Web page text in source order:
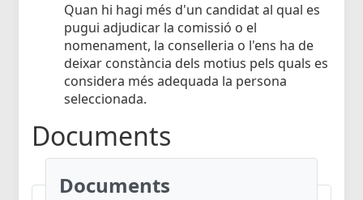
Quan hi hagi més d'un candidat al qual es
pugui adjudicar la comissió o el
nomenament, la conselleria o l'ens ha de
deixar constància dels motius pels quals es
considera més adequada la persona
seleccionada.
Documents
Documents